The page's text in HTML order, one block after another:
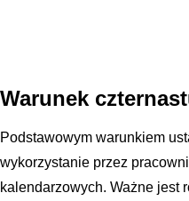
Warunek
Podstawowym warunkiem
wykorzystanie przez
kalendarzowych. Ważne jest